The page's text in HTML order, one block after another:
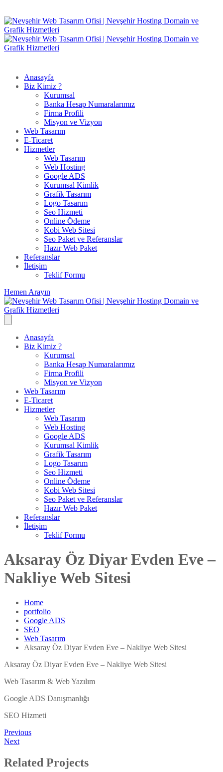
Anasayfa
Biz Kimiz ?
Kurumsal
Banka Hesap Numaralarımız
Firma Profili
Misyon ve Vizyon
Web Tasarım
E-Ticaret
Hizmetler
Web Tasarım
Web Hosting
Google ADS
Kurumsal Kimlik
Grafik Tasarım
Logo Tasarım
Seo Hizmeti
Online Ödeme
Kobi Web Sitesi
Seo Paket ve Referanslar
Hazır Web Paket
Referanslar
İletişim
Teklif Formu
Hemen Arayın
Anasayfa
Biz Kimiz ?
Kurumsal
Banka Hesap Numaralarımız
Firma Profili
Misyon ve Vizyon
Web Tasarım
E-Ticaret
Hizmetler
Web Tasarım
Web Hosting
Google ADS
Kurumsal Kimlik
Grafik Tasarım
Logo Tasarım
Seo Hizmeti
Online Ödeme
Kobi Web Sitesi
Seo Paket ve Referanslar
Hazır Web Paket
Referanslar
İletişim
Teklif Formu
Aksaray Öz Diyar Evden Eve –
Nakliye Web Sitesi
Home
portfolio
Google ADS
SEO
Web Tasarım
Aksaray Öz Diyar Evden Eve – Nakliye Web Sitesi
Aksaray Öz Diyar Evden Eve – Nakliye Web Sitesi
Web Tasarım & Web Yazılım
Google ADS Danışmanlığı
SEO Hizmeti
Previous
Next
Related Projects